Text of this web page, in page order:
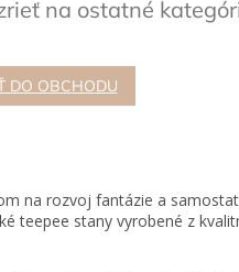
na ostatné
DO OBCHODU
na rozvoj fantázie a
teepee stany vyrobené z